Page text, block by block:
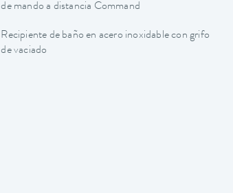
de mando a distancia Command
Recipiente de baño en acero inoxidable con grifo
de vaciado